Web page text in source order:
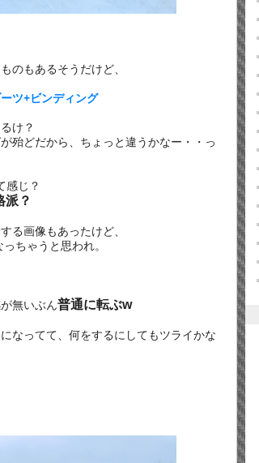
のもあるそうだけど、
ツ+ビンディング
け？
殆どだから、ちょっと違うかなー・・っ
感じ？
派？
る画像もあったけど、
ちゃうと思われ。
無いぶん普通に転ぶw
なってて、何をするにしてもツライかな